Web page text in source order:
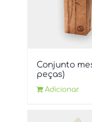
Conjunto
peças)
Adicionar